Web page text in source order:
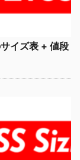
イズ表 + 値段